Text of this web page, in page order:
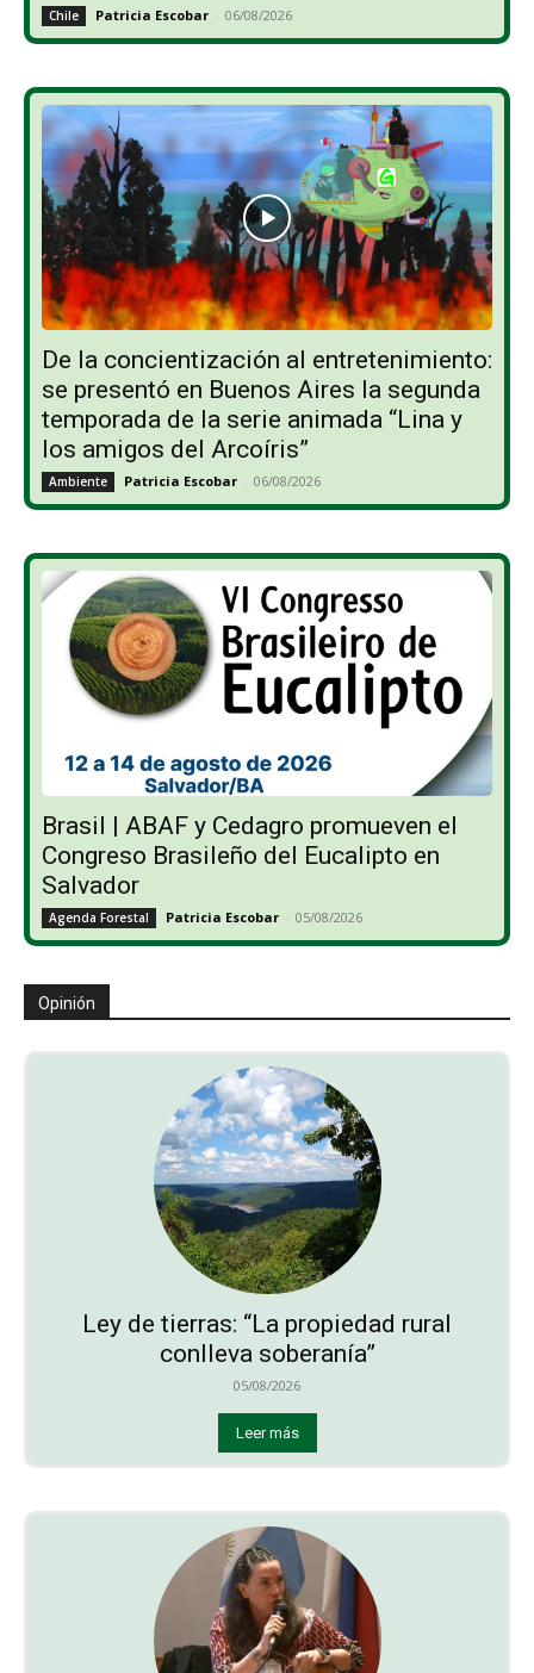
Chile Patricia Escobar - 06/08/2026
De la concientización al entretenimiento:
se presentó en Buenos Aires la segunda
temporada de la serie animada “Lina y
los amigos del Arcoíris”
Ambiente Patricia Escobar - 06/08/2026
Brasil | ABAF y Cedagro promueven el
Congreso Brasileño del Eucalipto en
Salvador
Agenda Forestal Patricia Escobar - 05/08/2026
Opinión
Ley de tierras: “La propiedad rural
conlleva soberanía”
05/08/2026
Leer más